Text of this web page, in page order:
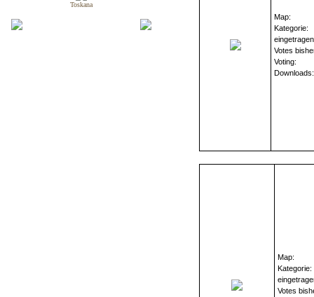
Toskana
Map:
Kategorie:
Votes
Voting:
Downloads:
Map:
Kategorie:
Votes